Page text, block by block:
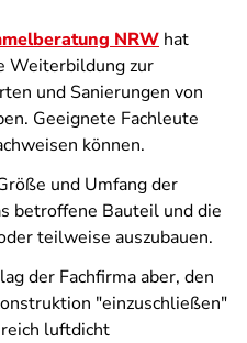
NRW hat
Weiterbildung zur
und Sanierungen von
Geeignete Fachleute
können.
und Umfang der
betroffene Bauteil und die
teilweise auszubauen.
der Fachfirma aber, den
"einzuschließen"
luftdicht